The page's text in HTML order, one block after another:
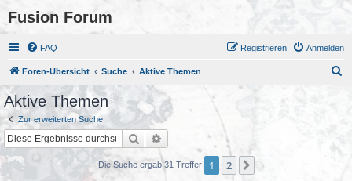
Fusion Forum
FAQ Anmelden
Registrieren
Foren-Übersicht Suche Aktive Themen
Aktive Themen
Zur erweiterten Suche
Suche Erweiterte Suche
Die Suche ergab 31 Treffer 1 2 Nächste